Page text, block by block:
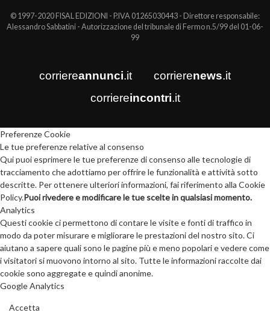
© 1997-2020 FISAL EDIZIONI - P.IVA 01265030443 - Direttore responsabile:
Alessandro Sabbatini - Autorizzazione del tribunale di Fermo n.5/99 del 01-06-
99
corriereannunci.it corrierenews.it
corriereincontri.it
Preferenze Cookie
Le tue preferenze relative al consenso
Qui puoi esprimere le tue preferenze di consenso alle tecnologie di
tracciamento che adottiamo per offrire le funzionalità e attività sotto
descritte. Per ottenere ulteriori informazioni, fai riferimento alla Cookie
Policy.Puoi rivedere e modificare le tue scelte in qualsiasi momento.
Analytics
Questi cookie ci permettono di contare le visite e fonti di traffico in
modo da poter misurare e migliorare le prestazioni del nostro sito. Ci
aiutano a sapere quali sono le pagine più e meno popolari e vedere come
i visitatori si muovono intorno al sito. Tutte le informazioni raccolte dai
cookie sono aggregate e quindi anonime.
Google Analytics
Accetta